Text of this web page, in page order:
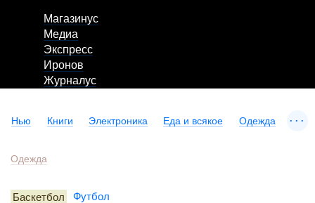
Магазинус
Медиа
Экспресс
Иронов
Журналус
Нью Книги Электроника Еда и всякое Одежда ...
Одежда
Баскетбол Футбол